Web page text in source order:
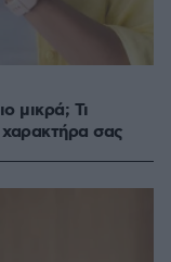
μικρά; Τι
χαρακτήρα σας